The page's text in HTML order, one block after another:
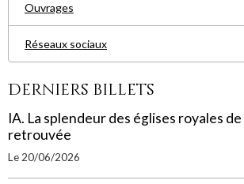
Ouvrages
Réseaux sociaux
Derniers billets
IA. La splendeur des églises royales
retrouvée
Le 20/06/2026